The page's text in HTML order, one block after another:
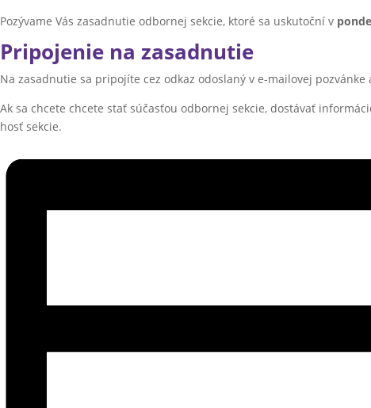
Pozývame Vás zasadnutie odbornej sekcie, ktoré sa uskutoční v
Pripojenie na zasadnutie
Na zasadnutie sa pripojíte cez odkaz odoslaný v e-mailovej pozvánke
Ak sa chcete chcete stať súčasťou odbornej sekcie, dostávať
hosť sekcie.